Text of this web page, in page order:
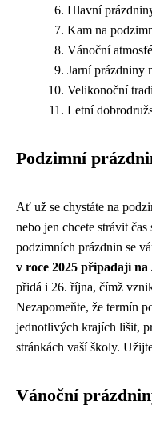
Hlavní
Kam na
Vánoční
Jarní prázdniny
Velikonoční
Letní
Podzimní
Ať už se chystáte na
nebo jen chcete strávit
podzimních prázdnin se
v roce 2025 připadají na
přidá i 26. října, čímž
Nezapomeňte, že termín
jednotlivých krajích lišit,
stránkách vaší školy.
Vánoční